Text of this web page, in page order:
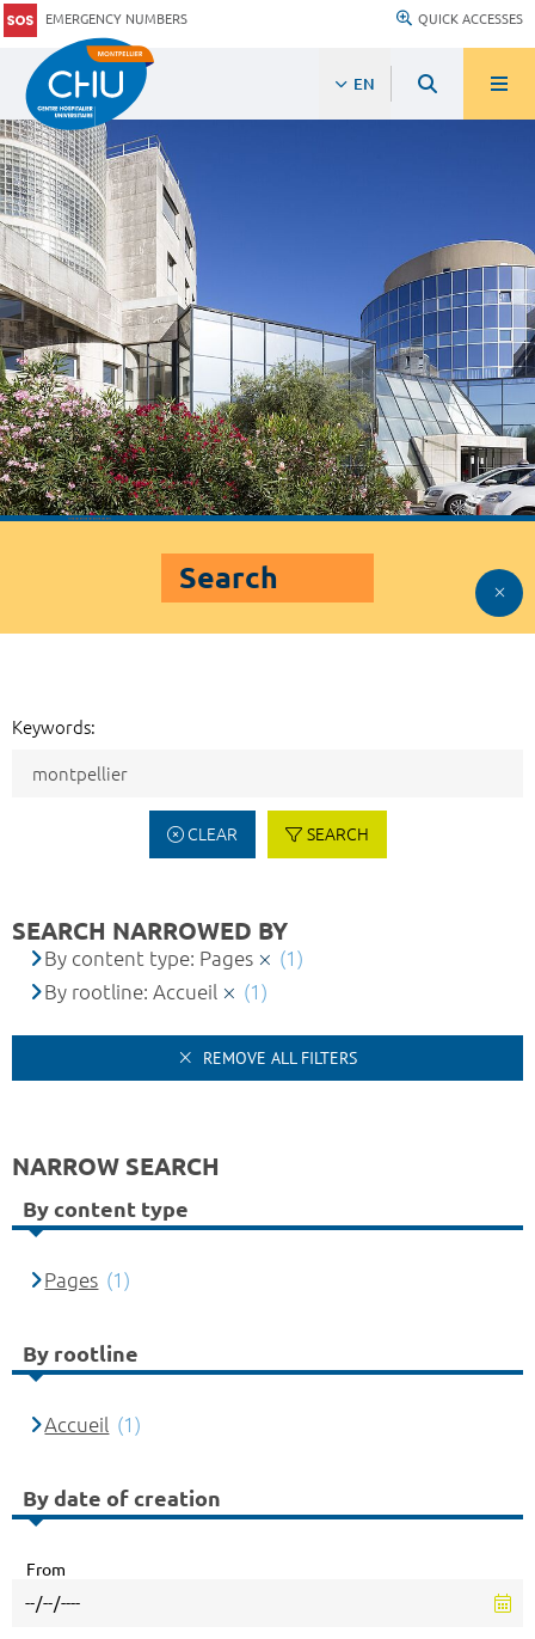
EMERGENCY NUMBERS QUICK ACCESSES
EN
Search
Keywords:
CLEAR SEARCH
SEARCH NARROWED BY
By content type: Pages
(1)
By rootline: Accueil
(1)
REMOVE ALL FILTERS
NARROW SEARCH
By content type
Pages (1)
By rootline
Accueil (1)
By date of creation
From